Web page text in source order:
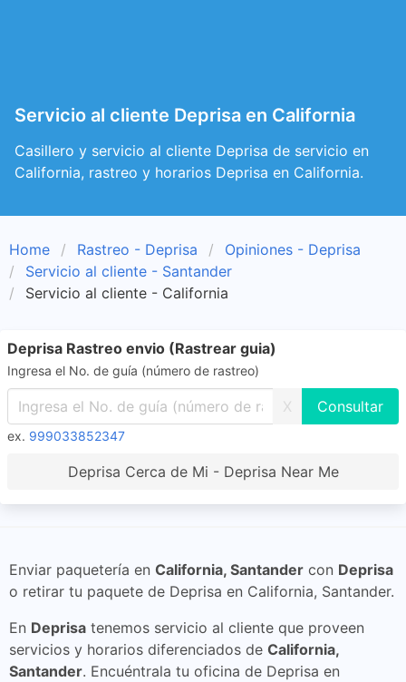
Servicio al cliente Deprisa en California
Casillero y servicio al cliente Deprisa de servicio en
California, rastreo y horarios Deprisa en California.
Home Rastreo - Deprisa
Opiniones - Deprisa
Servicio al cliente - Santander
Servicio al cliente - California
Deprisa Rastreo envio (Rastrear guia)
Ingresa el No. de guía (número de rastreo)
X
ex. 999033852347
Deprisa Cerca de Mi - Deprisa Near Me
Enviar paquetería en California, Santander con Deprisa
o retirar tu paquete de Deprisa en California, Santander.
En Deprisa tenemos servicio al cliente que proveen
servicios y horarios diferenciados de California,
Santander. Encuéntrala tu oficina de Deprisa en